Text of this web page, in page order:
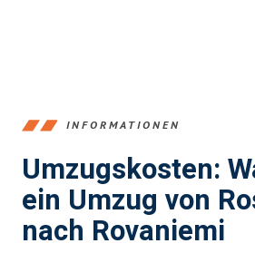
INFORMATIONEN
Umzugskosten:
ein Umzug von
nach Rovaniemi